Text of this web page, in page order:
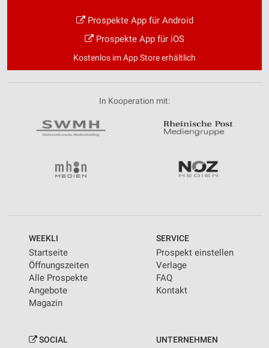
Prospekte App für Android
Prospekte App für iOS
Kostenlos im App Store erhältlich
In Kooperation mit:
WEEKLI
Startseite
Öffnungszeiten
Alle Prospekte
Angebote
Magazin
SERVICE
Prospekt einstellen
Verlage
FAQ
Kontakt
SOCIAL UNTERNEHMEN